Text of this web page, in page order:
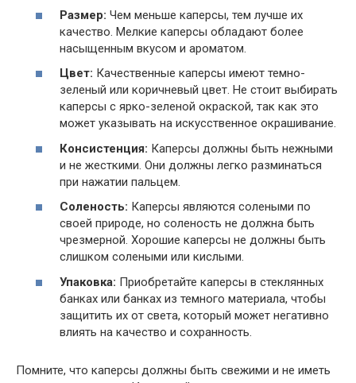
Размер: Чем меньше каперсы, тем лучше их
качество. Мелкие каперсы обладают более
насыщенным вкусом и ароматом.
Цвет: Качественные каперсы имеют темно-
зеленый или коричневый цвет. Не стоит выбирать
каперсы с ярко-зеленой окраской, так как это
может указывать на искусственное окрашивание.
Консистенция: Каперсы должны быть нежными
и не жесткими. Они должны легко разминаться
при нажатии пальцем.
Соленость: Каперсы являются солеными по
своей природе, но соленость не должна быть
чрезмерной. Хорошие каперсы не должны быть
слишком солеными или кислыми.
Упаковка: Приобретайте каперсы в стеклянных
банках или банках из темного материала, чтобы
защитить их от света, который может негативно
влиять на качество и сохранность.
Помните, что каперсы должны быть свежими и не иметь